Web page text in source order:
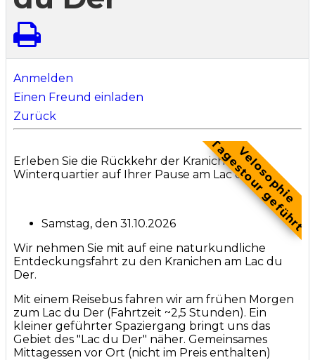
Anmelden
Einen Freund einladen
Zurück
Velosophie
Tagestour geführt
Erleben Sie die Rückkehr der Kraniche ins
Winterquartier auf Ihrer Pause am Lac du Der.
Samstag, den 31.10.2026
Wir nehmen Sie mit auf eine naturkundliche
Entdeckungsfahrt zu den Kranichen am Lac du
Der.
Mit einem Reisebus fahren wir am frühen Morgen
zum Lac du Der (Fahrtzeit ~2,5 Stunden). Ein
kleiner geführter Spaziergang bringt uns das
Gebiet des "Lac du Der" näher. Gemeinsames
Mittagessen vor Ort (nicht im Preis enthalten)